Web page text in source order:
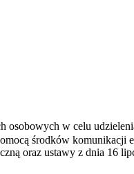
osobowych w celu
środków
oraz ustawy z dnia 16